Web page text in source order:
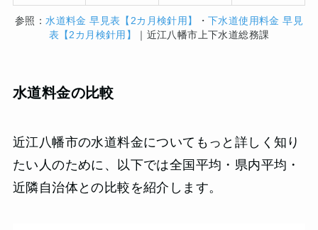
参照：水道料金 早見表【2カ月検針用】 ・下水道使用料金 早見
表【2カ月検針用】
｜近江八幡市上下水道総務課
水道料金の比較
近江八幡市の水道料金についてもっと詳しく知り
たい人のために、以下では全国平均・県内平均・
近隣自治体との比較を紹介します。